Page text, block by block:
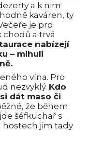
a k nim
kaváren, ty
je pro
a trvá
nabízejí
– mihuli
vína. Pro
nezvyklý. Kdo
dát maso či
že během
šéfkuchař s
hostech jim tady